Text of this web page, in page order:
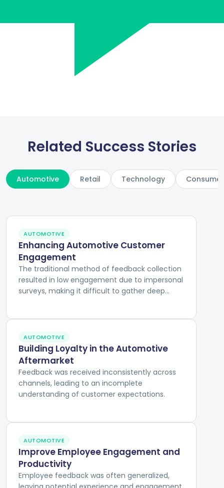
Related Success Stories
Automotive Retail Technology
AUTOMOTIVE
Enhancing Automotive Customer
Engagement
The traditional method of feedback collection
resulted in low engagement due to impersonal
surveys, making it difficult to gather deep
AUTOMOTIVE
Building Loyalty in the Automotive
Aftermarket
Feedback was received inconsistently across
channels, leading to an incomplete
understanding of customer expectations.
AUTOMOTIVE
Improve Employee Engagement and
Productivity
Employee feedback was often generalized,